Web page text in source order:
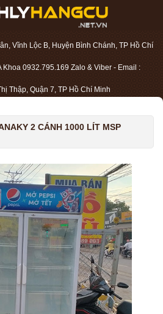
Vĩnh Lộc B, Huyện Bình Chánh, TP Hồ Chí
Khoa 0932.795.169 Zalo & Viber - Email :
Thập, Quận 7, TP Hồ Chí Minh
2 CÁNH 1000 LÍT MSP